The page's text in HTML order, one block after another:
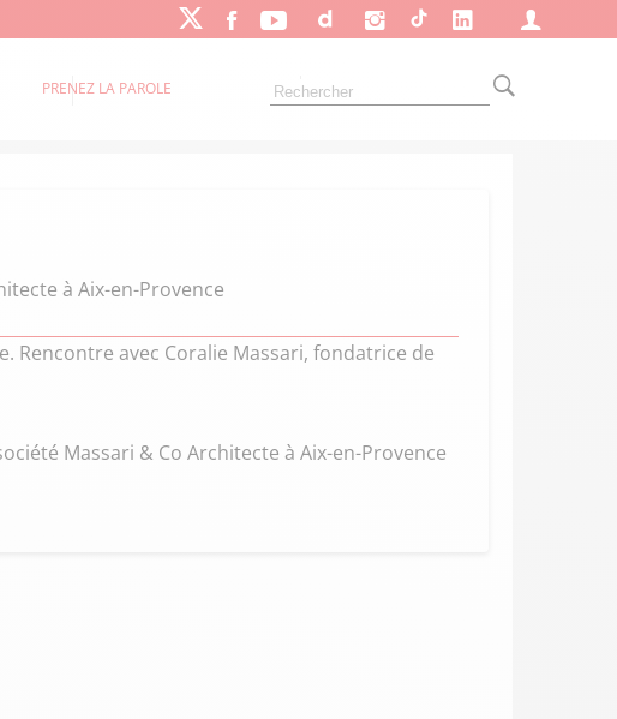
PRENEZ LA PAROLE
à Aix-en-Provence
Rencontre avec Coralie Massari, fondatrice de
Massari & Co Architecte à Aix-en-Provence